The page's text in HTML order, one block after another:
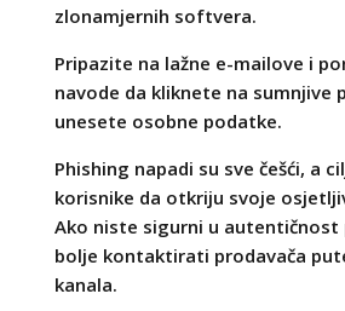
zlonamjernih softvera.
Pripazite na lažne e-mailove i
navode da kliknete na sumnjive
unesete osobne podatke.
Phishing napadi su sve češći, a
korisnike da otkriju svoje
Ako niste sigurni u autentičnost
bolje kontaktirati prodavača
kanala.